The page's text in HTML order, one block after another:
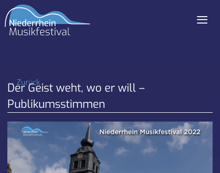
≡
← Zurück
Der Geist weht, wo er will –
Publikumsstimmen